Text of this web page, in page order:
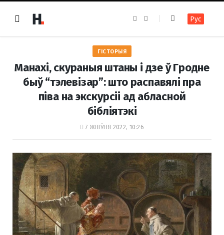
e
k
t
a
m
Рус
ГІСТОРЫЯ
Манахі, скураныя штаны і дзе ў Гродне
быў “тэлевізар”: што распавялі пра
піва на экскурсіі ад абласной
бібліятэкі
7 ЖНІЎНЯ 2022, 10:26